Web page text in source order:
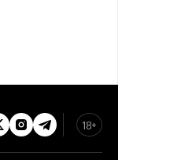
18+